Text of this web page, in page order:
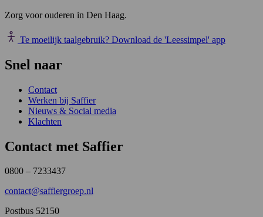
Zorg voor ouderen in Den Haag.
Te moeilijk taalgebruik? Download de 'Leessimpel' app
Snel naar
Contact
Werken bij Saffier
Nieuws & Social media
Klachten
Contact met Saffier
0800 – 7233437
contact@saffiergroep.nl
Postbus 52150